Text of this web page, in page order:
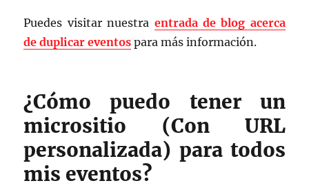
Puedes visitar nuestra entrada de blog acerca
de duplicar eventos para más información.
¿Cómo puedo tener un
micrositio (Con URL
personalizada) para todos
mis eventos?